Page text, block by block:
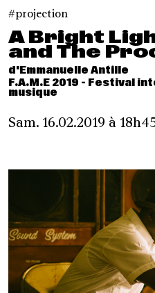
projection
A Bright
and The
d'Emmanuelle Antille
F.A.M.E 2019 - Festival
musique
Sam. 16.02.2019 à